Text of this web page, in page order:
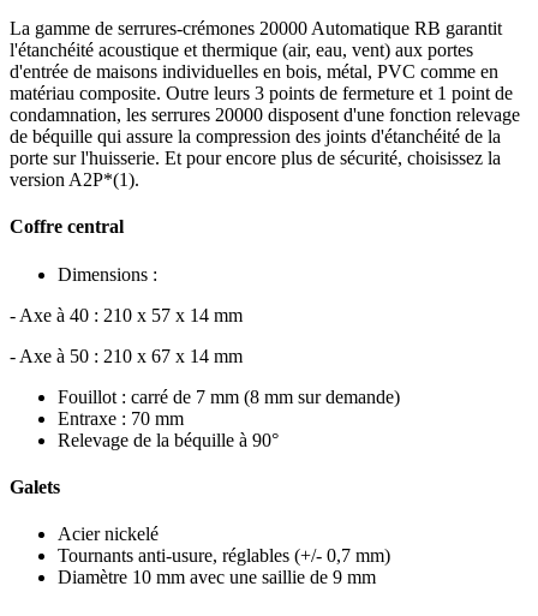
La gamme de serrures-crémones 20000 Automatique RB garantit
l'étanchéité acoustique et thermique (air, eau, vent) aux portes
d'entrée de maisons individuelles en bois, métal, PVC comme en
matériau composite. Outre leurs 3 points de fermeture et 1 point de
condamnation, les serrures 20000 disposent d'une fonction relevage
de béquille qui assure la compression des joints d'étanchéité de la
porte sur l'huisserie. Et pour encore plus de sécurité, choisissez la
version A2P*(1).
Coffre central
Dimensions :
- Axe à 40 : 210 x 57 x 14 mm
- Axe à 50 : 210 x 67 x 14 mm
Fouillot : carré de 7 mm (8 mm sur demande)
Entraxe : 70 mm
Relevage de la béquille à 90°
Galets
Acier nickelé
Tournants anti-usure, réglables (+/- 0,7 mm)
Diamètre 10 mm avec une saillie de 9 mm